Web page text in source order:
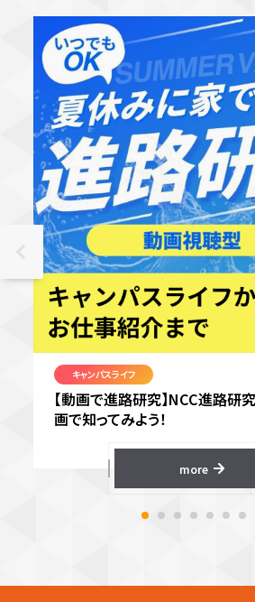
キャンパスライフ
【動画で進路研究】NCC進路研
画で知ってみよう！
more